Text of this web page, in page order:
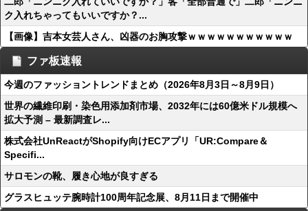
ク入れちゃってもいいですか？...
【画像】吉本女芸人さん、凶器のお胸攻撃ｗｗｗｗｗｗｗｗｗｗｗ
ファ板速報
今週のファッショントレンドまとめ（2026年8月3日～8月9日）
世界の繊維印刷・染色用添加剤市場、2032年には60億米ドル規模へ
拡大予測 – 最新調査レ...
株式会社UnReactがShopify向けECアプリ「UR:Compare＆
Specifi...
サロモンの靴、履き心地が良すぎる
グラスヒュッテ腕時計100周年記念展、8月11日まで開催中